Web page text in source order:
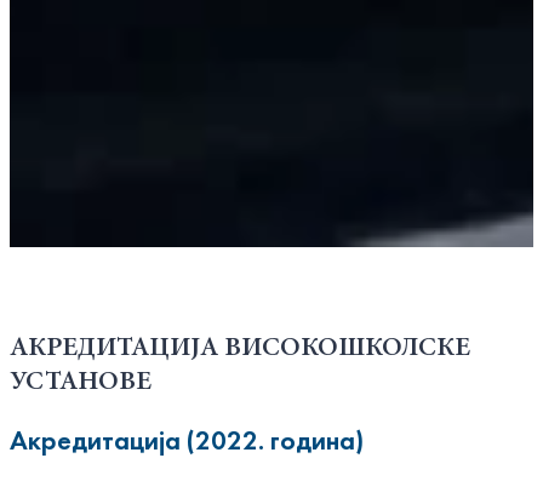
АКРЕДИТАЦИЈА ВИСОКОШКОЛСКЕ
УСТАНОВЕ
Акредитација (2022. година)